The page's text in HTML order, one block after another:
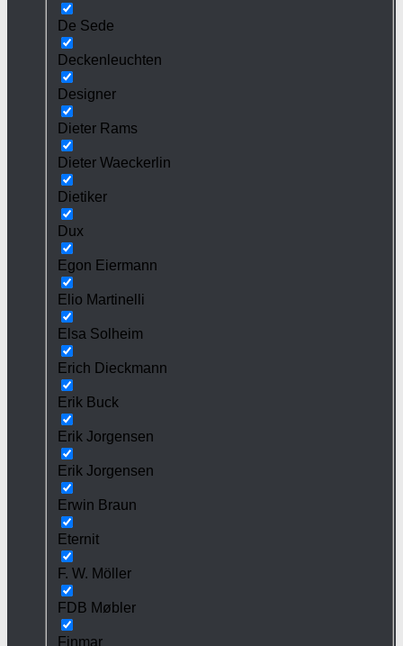
De Sede
Deckenleuchten
Designer
Dieter Rams
Dieter Waeckerlin
Dietiker
Dux
Egon Eiermann
Elio Martinelli
Elsa Solheim
Erich Dieckmann
Erik Buck
Erik Jorgensen
Erik Jorgensen
Erwin Braun
Eternit
F. W. Möller
FDB Møbler
Finmar